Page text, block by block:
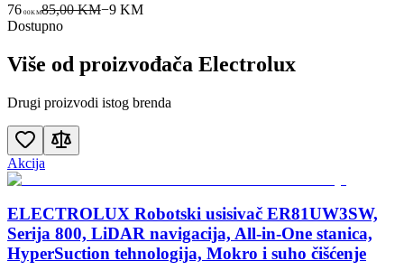
76 00KM85,00 KM−9KM
Dostupno
Više od proizvođača Electrolux
Drugi proizvodi istog brenda
Akcija
ELECTROLUX Robotski usisivač ER81UW3SW,
Serija 800, LiDAR navigacija, All-in-One stanica,
HyperSuction tehnologija, Mokro i suho čišćenje